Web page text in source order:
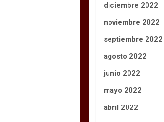
diciembre 2022
noviembre 2022
septiembre 2022
agosto 2022
junio 2022
mayo 2022
abril 2022